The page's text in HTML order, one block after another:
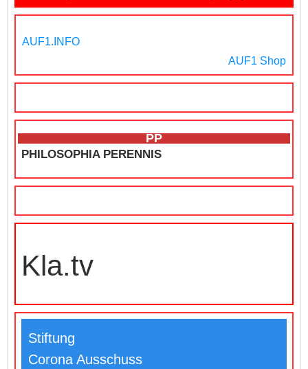
AUF1.INFO
AUF1 Shop
PP
PHILOSOPHIA PERENNIS
Kla.tv
Stiftung
Corona Ausschuss